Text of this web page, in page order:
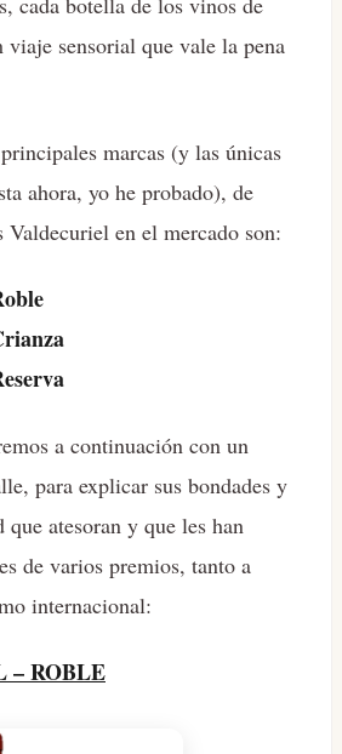
viaje sensorial que vale la pena
marcas (y las únicas
ahora, yo he probado), de
Valdecuriel en el mercado son:
a continuación con un
para explicar sus bondades y
atesoran y que les han
de varios premios, tanto a
internacional:
– ROBLE